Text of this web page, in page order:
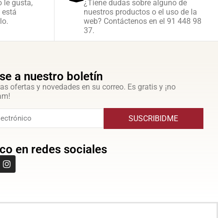
le gusta,
¿Tiene dudas sobre alguno de
nuestros productos o el uso de la
web? Contáctenos en el 91 448 98
37.
a nuestro boletín
ofertas y novedades en su correo. Es gratis y ¡no
SUSCRIBIDME
en redes sociales